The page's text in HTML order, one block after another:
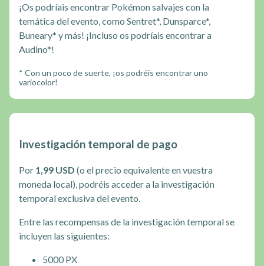
¡Os podríais encontrar Pokémon salvajes con la
temática del evento, como Sentret*, Dunsparce*,
Buneary* y más! ¡Incluso os podríais encontrar a
Audino*!
* Con un poco de suerte, ¡os podréis encontrar uno
variocolor!
Investigación temporal de pago
Por 1,99 USD (o el precio equivalente en vuestra
moneda local), podréis acceder a la investigación
temporal exclusiva del evento.
Entre las recompensas de la investigación temporal se
incluyen las siguientes:
5000 PX